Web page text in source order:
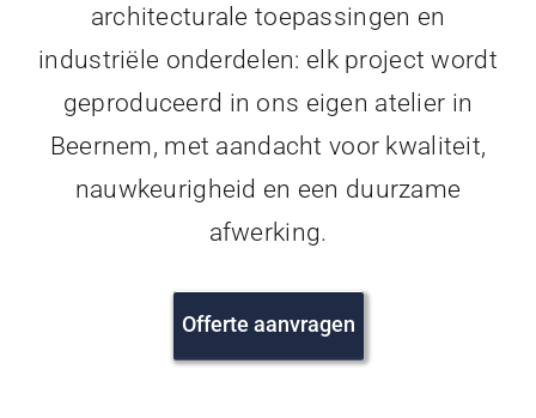
architecturale toepassingen en
industriële onderdelen: elk project wordt
geproduceerd in ons eigen atelier in
Beernem, met aandacht voor kwaliteit,
nauwkeurigheid en een duurzame
afwerking.
Offerte aanvragen